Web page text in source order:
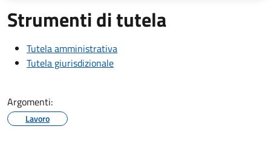
Strumenti di tutela
Tutela amministrativa
Tutela giurisdizionale
Argomenti:
Lavoro